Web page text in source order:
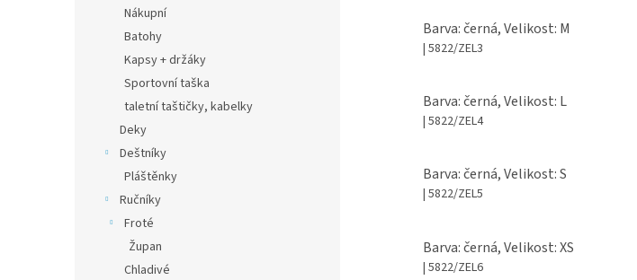
Nákupní
Batohy
Kapsy + držáky
Sportovní taška
taletní taštičky, kabelky
Deky
Deštníky
Pláštěnky
Ručníky
Froté
Župan
Chladivé
Barva: černá, Velikost: M
| 5822/ZEL3
Barva: černá, Velikost: L
| 5822/ZEL4
Barva: černá, Velikost: S
| 5822/ZEL5
Barva: černá, Velikost: XS
| 5822/ZEL6